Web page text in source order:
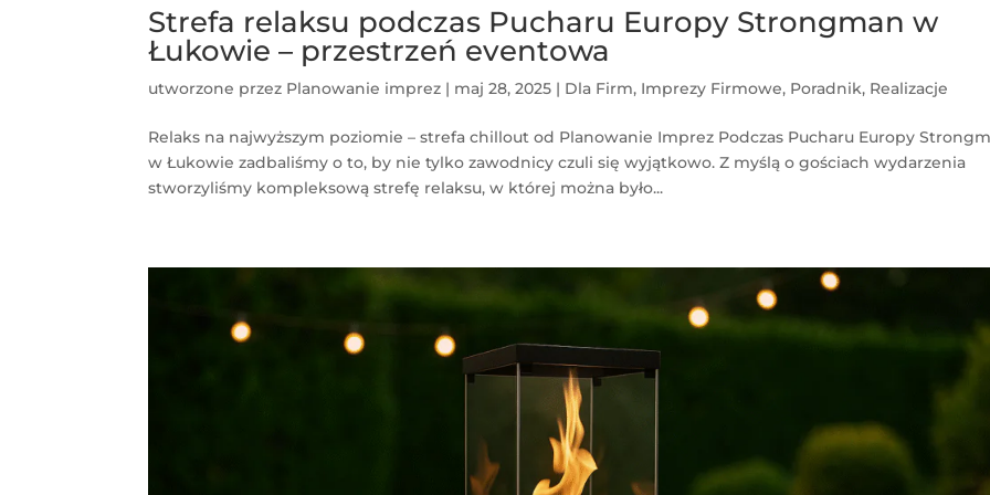
Strefa relaksu podczas Pucharu Europy Strongman w
Łukowie – przestrzeń eventowa
utworzone przez Planowanie imprez | maj 28, 2025 | Dla Firm, Imprezy Firmowe, Poradnik, Realizacje
Relaks na najwyższym poziomie – strefa chillout od Planowanie Imprez Podczas Pucharu Europy
w Łukowie zadbaliśmy o to, by nie tylko zawodnicy czuli się wyjątkowo. Z myślą o gościach wydarzenia
stworzyliśmy kompleksową strefę relaksu, w której można było...